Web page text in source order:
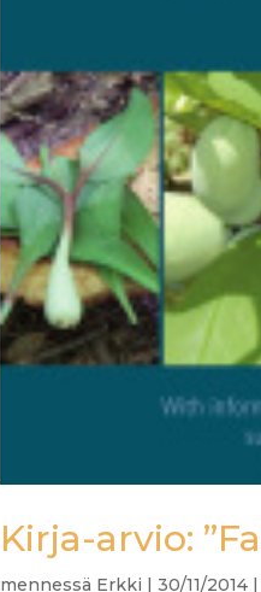
Kirja-arvio:
mennessä Erkki |30/11/2014 |